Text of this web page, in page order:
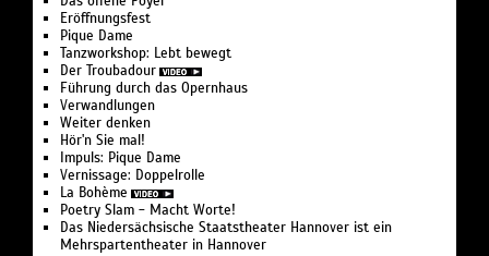
Eröffnungsfest
Pique Dame
Tanzworkshop: Lebt bewegt
Der Troubadour
Führung durch das Opernhaus
Verwandlungen
Weiter denken
Hör'n Sie mal!
Impuls: Pique Dame
Vernissage: Doppelrolle
La Bohème
Poetry Slam - Macht Worte!
Das Niedersächsische Staatstheater Hannover ist ein
Mehrspartentheater in Hannover